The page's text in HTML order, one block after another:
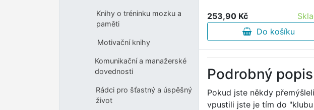
Knihy o tréninku mozku a
paměti
Motivační knihy
Komunikační a manažerské
dovednosti
Rádci pro šťastný a úspěšný
život
253,90 Kč
Do košíku
Podrobný popis
Pokud jste někdy
vpustili jste je tím do